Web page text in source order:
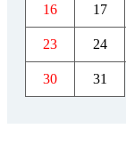
16 17
23 24
30 31